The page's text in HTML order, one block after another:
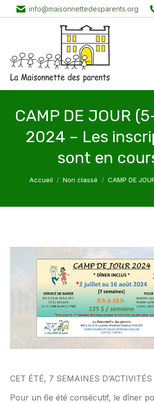
info@maisonnettedesparents.org
CAMP DE JOUR
2024 – Les
sont en
Vous êtes ici :
Accueil Non classé CAMP DE
CET ÉTÉ, 7 SEMAINES
Pour un 6e été consécutif, le dîner